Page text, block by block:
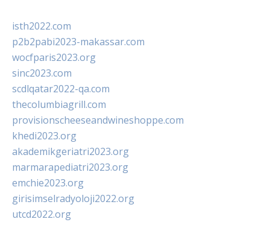
isth2022.com
p2b2pabi2023-makassar.com
wocfparis2023.org
sinc2023.com
scdlqatar2022-qa.com
thecolumbiagrill.com
provisionscheeseandwineshoppe.com
khedi2023.org
akademikgeriatri2023.org
marmarapediatri2023.org
emchie2023.org
girisimselradyoloji2022.org
utcd2022.org